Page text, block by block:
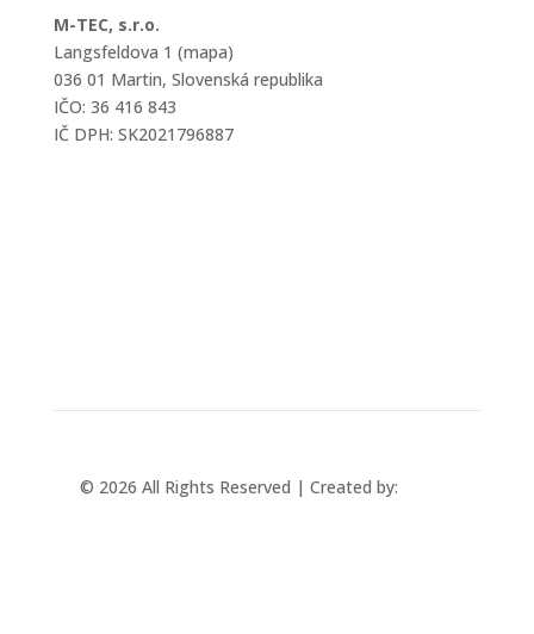
M-TEC, s.r.o.
Langsfeldova 1 (mapa)
036 01 Martin, Slovenská republika
IČO: 36 416 843
IČ DPH: SK2021796887
© 2026 All Rights Reserved | Created by: